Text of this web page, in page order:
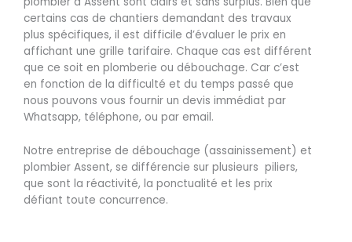
certains cas de chantiers demandant des travaux
plus spécifiques, il est difficile d’évaluer le prix en
affichant une grille tarifaire. Chaque cas est différent
que ce soit en plomberie ou débouchage. Car c’est
en fonction de la difficulté et du temps passé que
nous pouvons vous fournir un devis immédiat par
Whatsapp, téléphone, ou par email.
Notre entreprise de débouchage (assainissement) et
plombier Assent, se différencie sur plusieurs piliers,
que sont la réactivité, la ponctualité et les prix
défiant toute concurrence.